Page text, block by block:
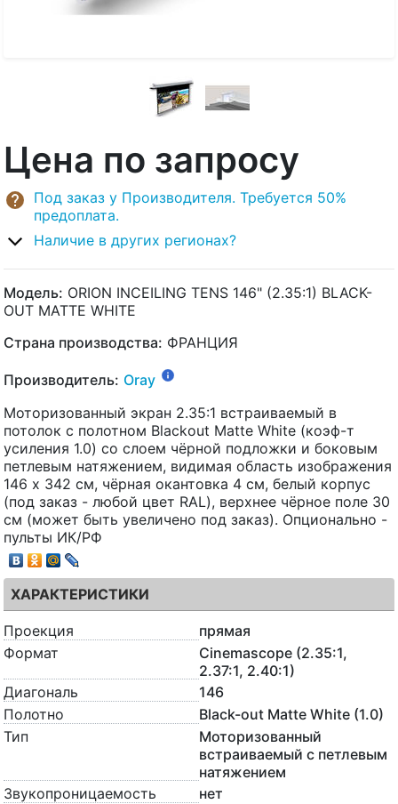
Цена по запросу
Под заказ у Производителя. Требуется 50%
предоплата.
Наличие в других регионах?
Модель: ORION INCEILING TENS 146" (2.35:1) BLACK-
OUT MATTE WHITE
Страна производства: ФРАНЦИЯ
Производитель: Oray
Моторизованный экран 2.35:1 встраиваемый в
потолок с полотном Blackout Matte White (коэф-т
усиления 1.0) со слоем чёрной подложки и боковым
петлевым натяжением, видимая область изображения
146 x 342 см, чёрная окантовка 4 см, белый корпус
(под заказ - любой цвет RAL), верхнее чёрное поле 30
см (может быть увеличено под заказ). Опционально -
пульты ИК/РФ
ХАРАКТЕРИСТИКИ
Проекция
прямая
Формат
Cinemascope (2.35:1,
2.37:1, 2.40:1)
Диагональ
146
Полотно
Black-out Matte White (1.0)
Тип
Моторизованный
встраиваемый с петлевым
натяжением
Звукопроницаемость
нет